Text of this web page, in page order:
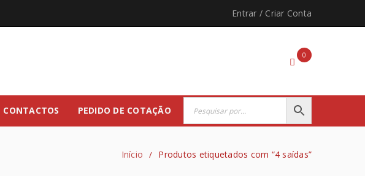
Entrar / Criar Conta
0
CONTACTOS PEDIDO DE COTAÇÃO
Início / Produtos etiquetados com “4 saídas”